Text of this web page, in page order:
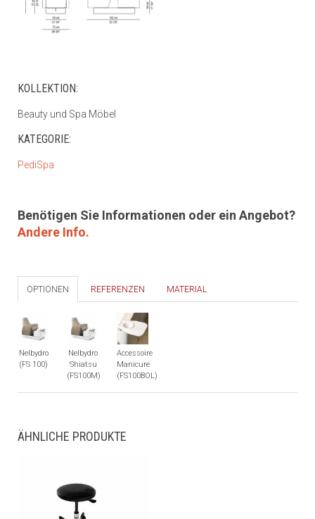
KOLLEKTION:
Beauty und Spa Möbel
KATEGORIE:
PediSpa
Benötigen Sie Informationen oder ein Angebot?
Andere Info.
OPTIONEN REFERENZEN MATERIAL
Nelbydro
(FS 100)
Nelbydro
Shiatsu
(FS100M)
Accessoire
Manicure
(FS100BOL)
ÄHNLICHE PRODUKTE